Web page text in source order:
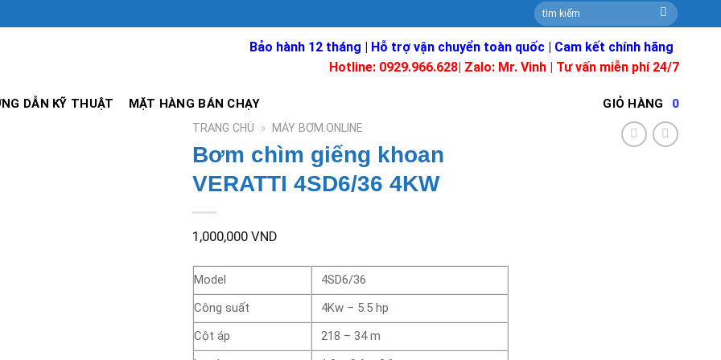
Tìm
kiếm:
Bảo hành 12 tháng | Hỗ trợ vận chuyển toàn quốc | Cam kết chính hãng
Hotline: 0929.966.628| Zalo: Mr. Vinh | Tư vấn miễn phí 24/7
DẪN KỸ THUẬT MẶT HÀNG BÁN CHẠY GIỎ HÀNG 0
TRANG CHỦ » MÁY BƠM.ONLINE
Bơm chìm giếng khoan
VERATTI 4SD6/36 4KW
1,000,000 VND
Model
4SD6/36
Công suất
4Kw – 5.5 hp
Cột áp
218 – 34 m